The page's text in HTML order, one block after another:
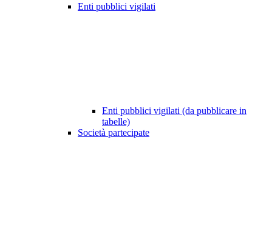
Enti pubblici vigilati
Enti pubblici vigilati (da pubblicare in
tabelle)
Società partecipate